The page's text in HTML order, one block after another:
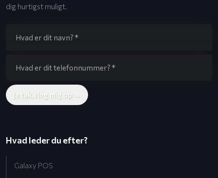
dig hurtigst muligt.​
Hvad leder du efter?
Galaxy POS